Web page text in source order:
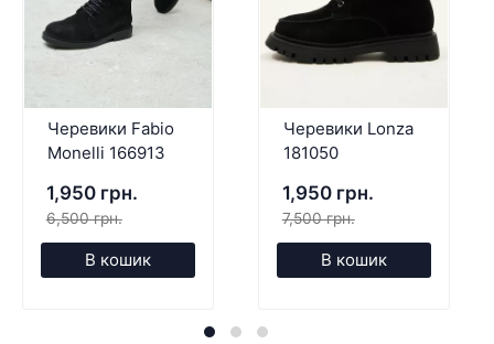
Черевики Fabio
Monelli 166913
1,950 грн.
6,500 грн.
В кошик
Черевики Lonza
181050
1,950 грн.
7,500 грн.
В кошик